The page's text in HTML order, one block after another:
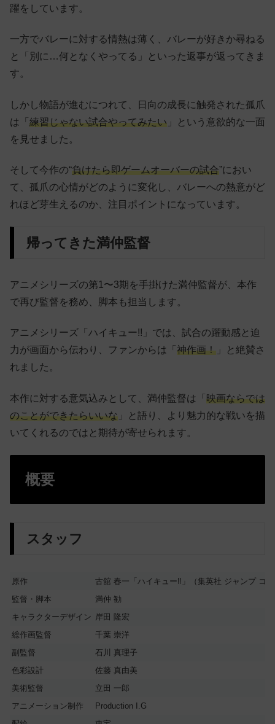
躍をしています。
一方でバレーに対する情熱は薄く、バレーが好きか尋ねる
と「別に…何となくやってる」といった返事が返ってきま
す。
しかし物語が進むにつれて、日向の成長に触発された孤爪
は「 練習じゃない試合やってみたい 」という意欲的な一面
を見せました。
そして今作の“負けたら即ゲームオーバーの試合”におい
て、孤爪の心情がどのように変化し、バレーへの熱意がど
れほど芽生えるのか、注目ポイントになっています。
帰ってきた満仲監督
アニメシリーズの第1〜3期を手掛けた満仲監督が、本作
で再び監督を務め、脚本も担当します。
アニメシリーズ「ハイキュー!!」では、試合の躍動感と迫
力が画面から伝わり、ファンからは「 神作画！ 」と絶賛さ
れました。
本作に対する意気込みとして、満仲監督は「 映画ならでは
のことができたらいいな 」と語り、より魅力的な戦いを描
いてくれるのではと期待が寄せられます。
概要
スタッフ
原作
古舘 春一「ハイキュー‼」（集英社 ジャンプ コ
監督・脚本
満仲 勧
キャラクターデザイン 岸田 隆宏
総作画監督
千葉 崇洋
副監督
石川 真理子
色彩設計
佐藤 真由美
美術監督
立田 一郎
アニメーション制作
Production I.G